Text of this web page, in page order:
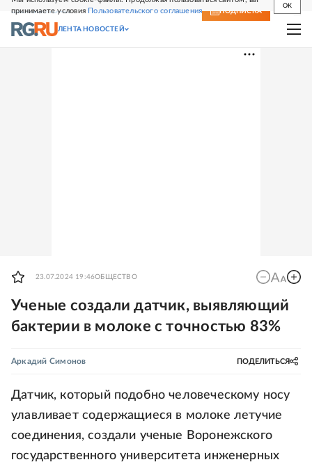
принимаете условия Пользовательского соглашения
OK
СВЕЖИЙ НОМЕР ПОДПИСКА
ЛЕНТА НОВОСТЕЙ
23.07.2024 19:46ОБЩЕСТВО
Ученые создали датчик, выявляющий
бактерии в молоке с точностью 83%
Аркадий Симонов ПОДЕЛИТЬСЯ
Датчик, который подобно человеческому носу
улавливает содержащиеся в молоке летучие
соединения, создали ученые Воронежского
государственного университета инженерных